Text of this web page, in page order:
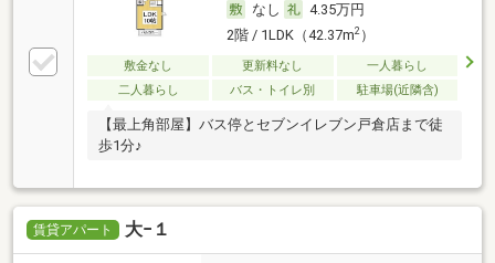
なし
4.35万円
2階 / 1LDK（42.37m2）
敷金なし 更新料なし
一人暮らし
二人暮らし
バス・トイレ別 駐車場(近隣含)
【最上角部屋】バス停とセブンイレブン戸倉店まで徒
歩1分♪
賃貸アパート 大−１